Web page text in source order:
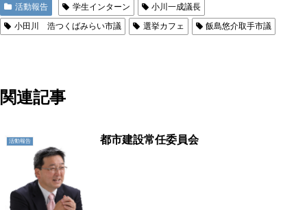
活動報告 学生インターン
小川一成議長
小田川 浩つくばみらい市議
選挙カフェ 飯島悠介取手市議
関連記事
活動報告 都市建設常任委員会